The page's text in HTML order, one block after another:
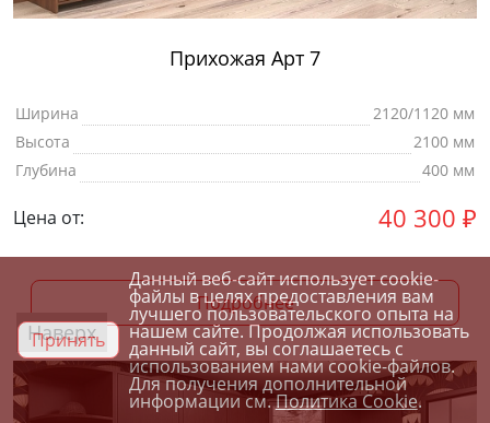
Прихожая Арт 7
Ширина
2120/1120 мм
Высота
2100 мм
Глубина
400 мм
Цена от: 40 300 ₽
Подробнее
Наверх
Принять
Данный веб-сайт использует cookie-
файлы в целях предоставления вам
лучшего пользовательского опыта на
нашем сайте. Продолжая использовать
данный сайт, вы соглашаетесь с
использованием нами cookie-файлов.
Для получения дополнительной
информации см.Политика Cookie.